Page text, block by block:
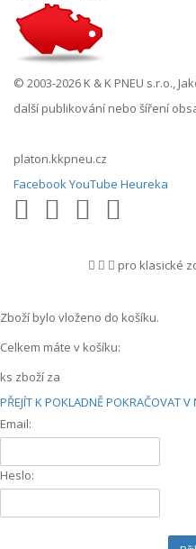
© 2003-2026 K & K PNEU s.r.o.,
další publikování nebo šíření
platon.kkpneu.cz
FacebookYouTube Heureka
pro klasické
Zboží bylo vloženo do košíku.
Celkem máte v košíku:
ks zboží za
PŘEJÍT K POKLADNĚPOKRAČOVAT V
Email:
Heslo: